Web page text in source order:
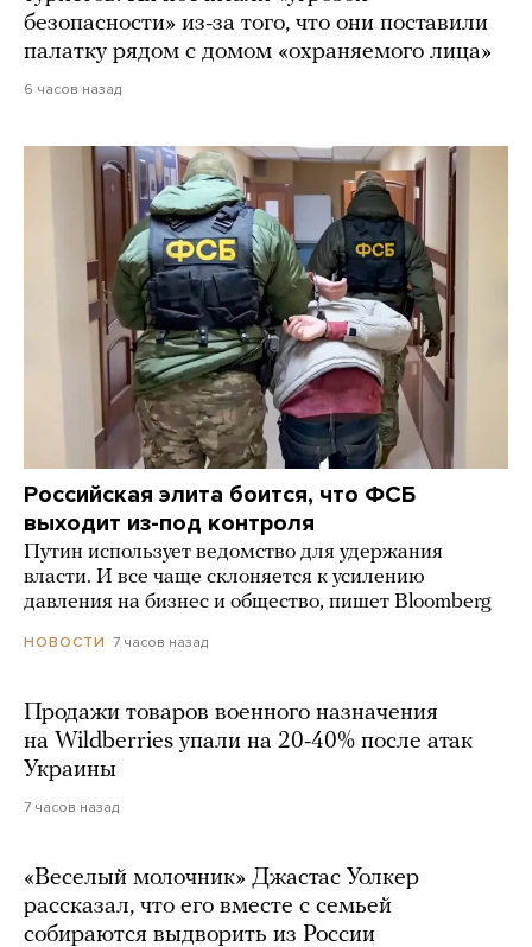
безопасности» из-за того, что они поставили
палатку рядом с домом «охраняемого лица»
6 часов назад
Российская элита боится, что ФСБ
выходит из-под контроля
Путин использует ведомство для удержания
власти. И все чаще склоняется к усилению
давления на бизнес и общество, пишет Bloomberg
НОВОСТИ 7 часов назад
Продажи товаров военного назначения
на Wildberries упали на 20-40% после атак
Украины
7 часов назад
«Веселый молочник» Джастас Уолкер
рассказал, что его вместе с семьей
собираются выдворить из России